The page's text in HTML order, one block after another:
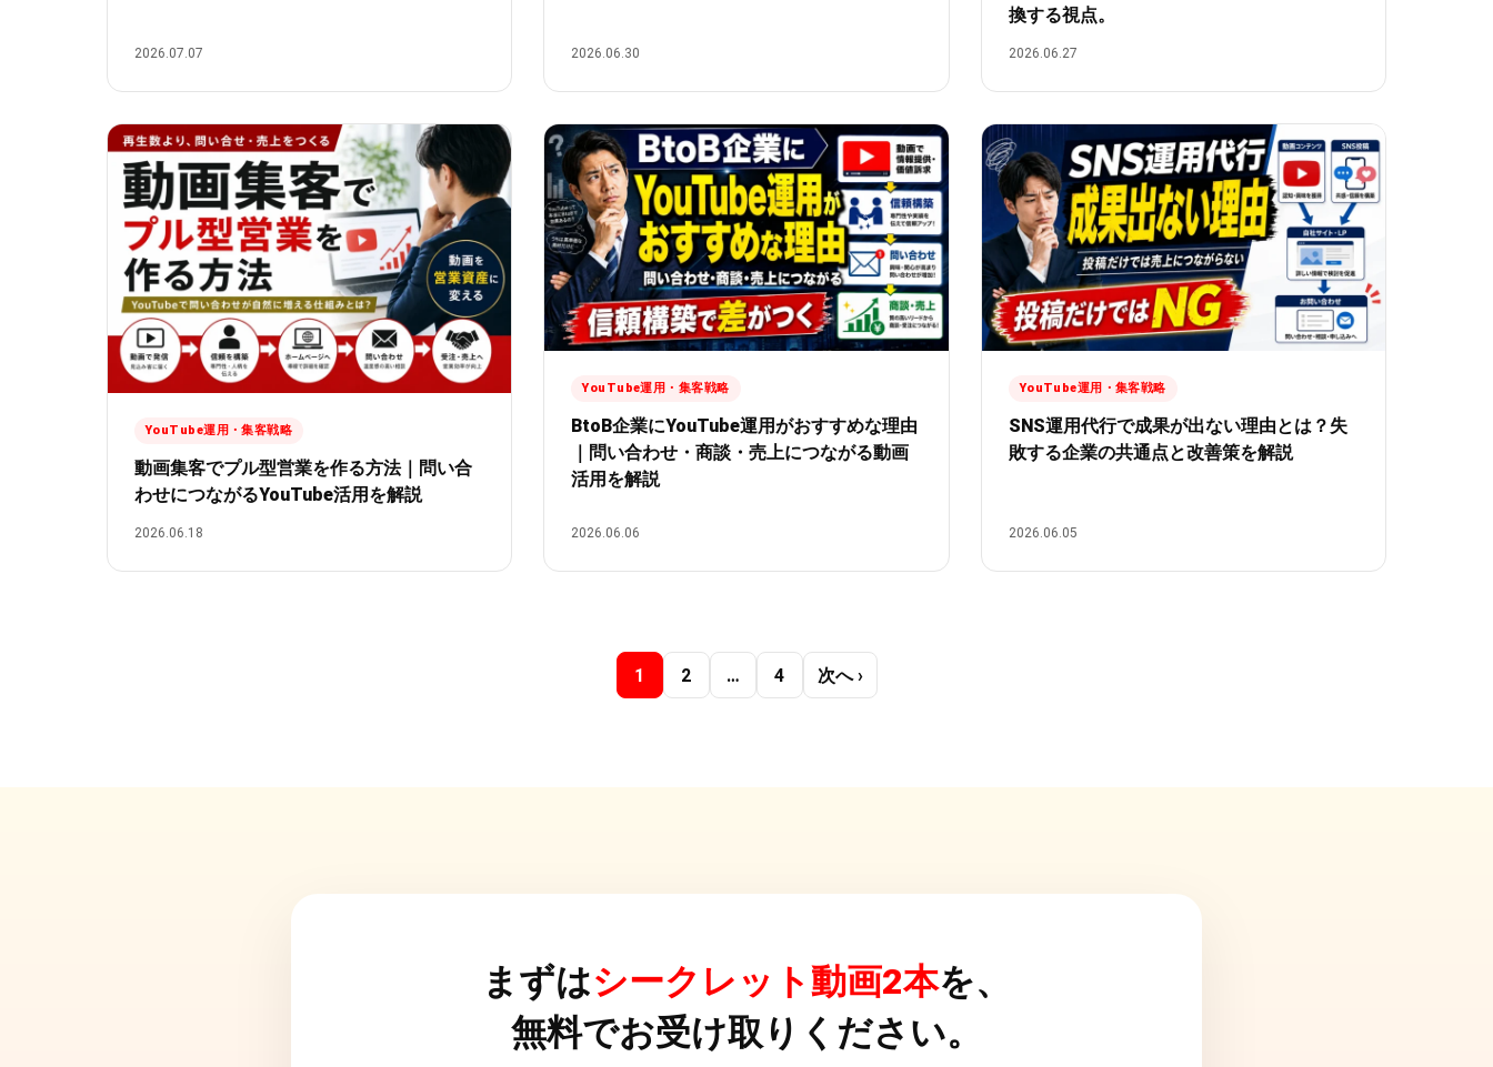
2026.07.07 2026.06.30
換する視点。
2026.06.27
YouTube運用・集客戦略
動画集客でプル型営業を作る方法｜問い合
わせにつながるYouTube活用を解説
2026.06.18
YouTube運用・集客戦略
BtoB企業にYouTube運用がおすすめな理由
｜問い合わせ・商談・売上につながる動画
活用を解説
2026.06.06
YouTube運用・集客戦略
SNS運用代行で成果が出ない理由とは？失
敗する企業の共通点と改善策を解説
2026.06.05
1 2 … 4 次へ ›
まずはシークレット動画2本を、
無料でお受け取りください。